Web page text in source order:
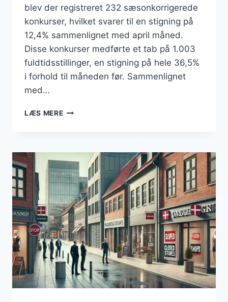
blev der registreret 232 sæsonkorrigerede
konkurser, hvilket svarer til en stigning på
12,4% sammenlignet med april måned.
Disse konkurser medførte et tab på 1.003
fuldtidsstillinger, en stigning på hele 36,5%
i forhold til måneden før. Sammenlignet
med…
LÆS MEREKONKURSBØLGE
DANMARK:
HVER
FEMTE
VIRKSOMHED
LUKKER
MED
ANSATTE